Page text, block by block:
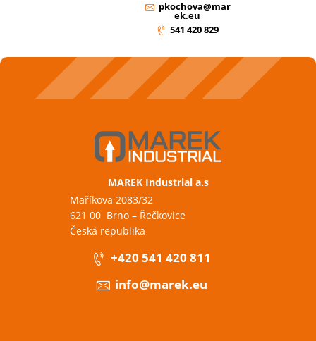
pkochova@mar
ek.eu
541 420 829
MAREK Industrial a.s
Maříkova 2083/32
621 00 Brno – Řečkovice
Česká republika
+420 541 420 811
info@marek.eu